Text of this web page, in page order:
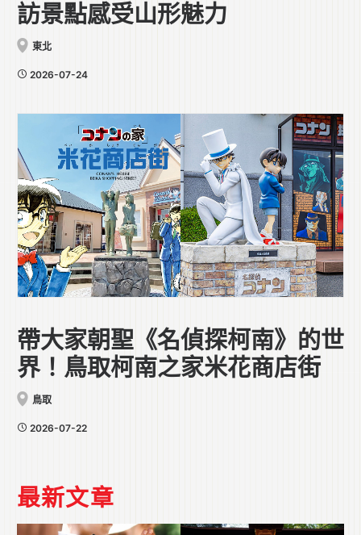
訪景點感受山形魅力
東北
2026-07-24
帶大家朝聖《名偵探柯南》的世
界！鳥取柯南之家米花商店街
鳥取
2026-07-22
最新文章